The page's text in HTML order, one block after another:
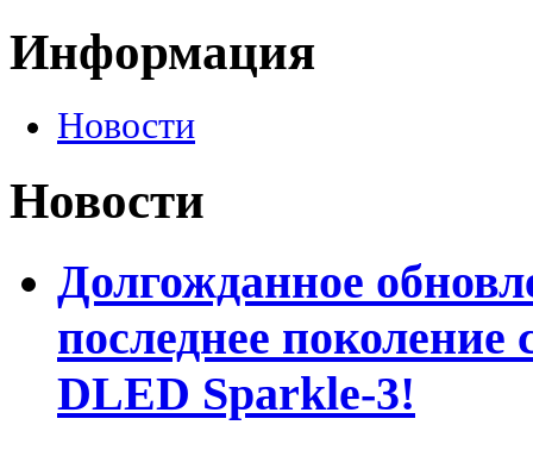
Информация
Новости
Новости
Долгожданное
последнее
DLED Sparkle-3!